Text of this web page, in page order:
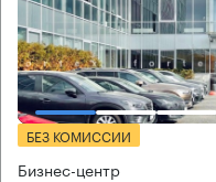
БЕЗ КОМИССИИ
Бизнес-центр